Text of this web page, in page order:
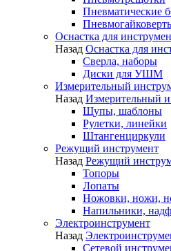
Пневматические
Оснастка для
Назад Оснастка для
Сверла, наборы
Диски для УШМ
Измерительный
Назад Измерительный
Щупы, шаблоны
Рулетки, линейки
Штангенциркули
Режущий инструмент
Назад Режущий
Топоры
Лопаты
Ножовки, ножи,
Напильники,
Электроинструмент
Назад
Сетевой